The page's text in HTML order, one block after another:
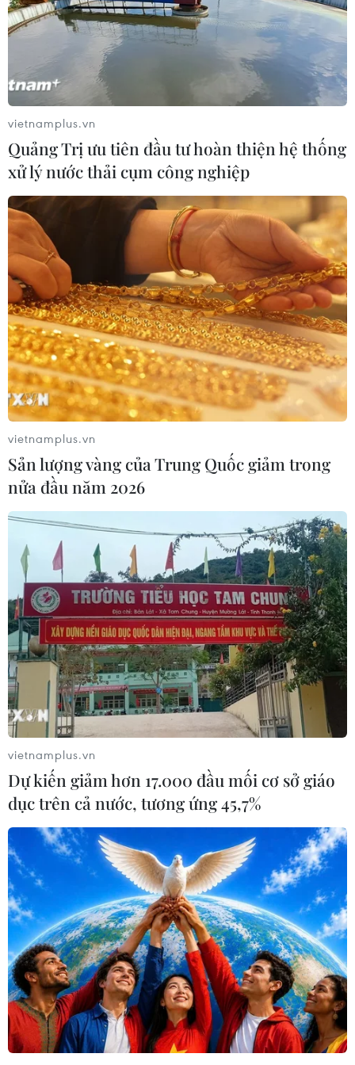
Tác phẩm 'Những đóa hồng gai điền kinh Việt Nam' từ tác giả
Võ Hoàng Triều (TP.HCM). (Ảnh: NSNA VN)
Còn lại, giải Khuyến khích có phần thưởng trị giá 1 triệu đồng.
Trong ảnh, tác phẩm 'Hành trình HCV Bóng ném bãi biển' của
tác giả Trần Đăng Khoa (TP.HCM) đoạt giải khuyến
khích. (Ảnh: NSNA VN)
Tác phẩm 'Ghi điểm giành Huy Chương Vàng' từ tác giả Phạm
Đình Thành (Hà Nội). (Ảnh: NSNA VN)
vietnamplus.vn
Quảng Trị ưu tiên đầu tư hoàn thiện hệ thống
xử lý nước thải cụm công nghiệp
vietnamplus.vn
Sản lượng vàng của Trung Quốc giảm trong
nửa đầu năm 2026
vietnamplus.vn
Dự kiến giảm hơn 17.000 đầu mối cơ sở giáo
dục trên cả nước, tương ứng 45,7%